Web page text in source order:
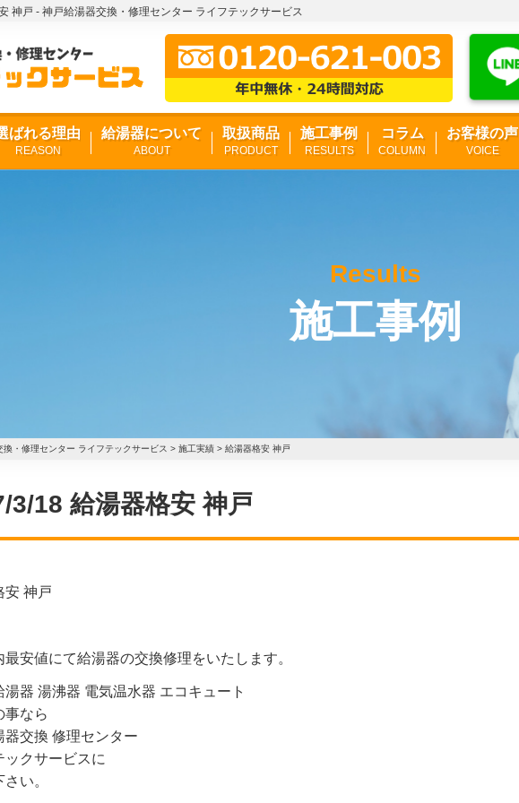
神戸 - 神戸給湯器交換・修理センター ライフテックサービス
ばれる理由
REASON
給湯器について
ABOUT
取扱商品
PRODUCT
施工事例
RESULTS
コラム
COLUMN
お客様の声
VOICE
Results
施工事例
換・修理センター ライフテックサービス > 施工実績 > 給湯器格安 神戸
3/18 給湯器格安 神戸
安 神戸
最安値にて給湯器の交換修理をいたします。
湯器 湯沸器 電気温水器 エコキュート
事なら
器交換 修理センター
ックサービスに
い。